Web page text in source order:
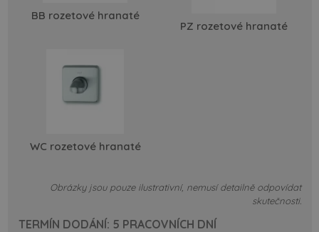
BB rozetové hranaté
PZ rozetové hranaté
WC rozetové hranaté
Obrázky jsou pouze ilustrativní, nemusí detailně odpovídat
skutečnosti.
TERMÍN DODÁNÍ: 5 PRACOVNÍCH DNÍ